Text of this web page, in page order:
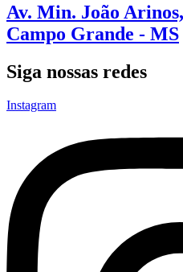
Av. Min. João
Campo Grande - MS
Siga nossas redes
Instagram